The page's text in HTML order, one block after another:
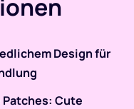
Design für
Patches: Cute